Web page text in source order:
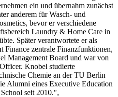
ein und übernahm zunächst
anderem für Wasch- und
bevor er verschiedene
Laundry & Home Care in
Später verantwortete er als
Finance zentrale Finanzfunktionen,
Management Board und war von
Knobel studierte
Chemie an der TU Berlin
Alumni eines Executive Education
seit 2010.",